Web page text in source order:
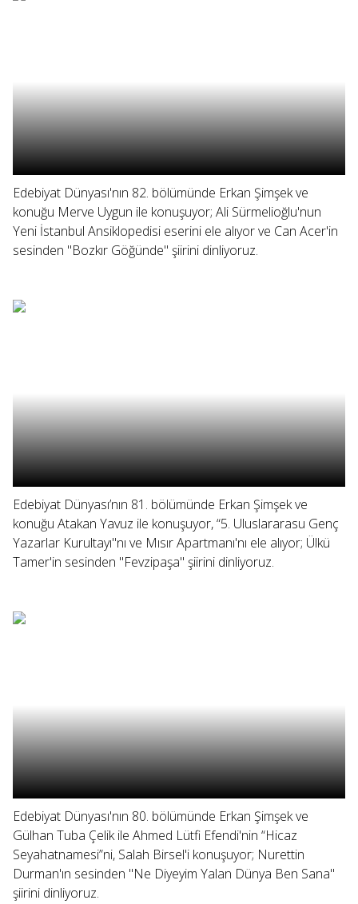
Edebiyat Dünyası'nın 82. bölümünde Erkan Şimşek ve
konuğu Merve Uygun ile konuşuyor; Ali Sürmelioğlu'nun
Yeni İstanbul Ansiklopedisi eserini ele alıyor ve Can Acer'in
sesinden "Bozkır Göğünde" şiirini dinliyoruz.
Edebiyat Dünyası’nın 81. bölümünde Erkan Şimşek ve
konuğu Atakan Yavuz ile konuşuyor, “5. Uluslararasu Genç
Yazarlar Kurultayı"nı ve Mısır Apartmanı'nı ele alıyor; Ülkü
Tamer'in sesinden "Fevzipaşa" şiirini dinliyoruz.
Edebiyat Dünyası'nın 80. bölümünde Erkan Şimşek ve
Gülhan Tuba Çelik ile Ahmed Lütfi Efendi'nin “Hicaz
Seyahatnamesi”ni, Salah Birsel'i konuşuyor; Nurettin
Durman'ın sesinden "Ne Diyeyim Yalan Dünya Ben Sana"
şiirini dinliyoruz.